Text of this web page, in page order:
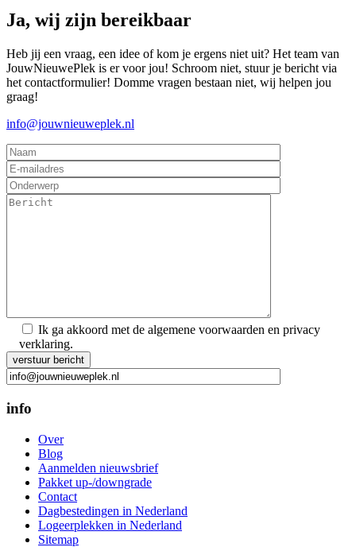
Ja, wij zijn bereikbaar
Heb jij een vraag, een idee of kom je ergens niet uit? Het team van
JouwNieuwePlek is er voor jou! Schroom niet, stuur je bericht via
het contactformulier! Domme vragen bestaan niet, wij helpen jou
graag!
info@jouwnieuweplek.nl
Ik ga akkoord met de algemene voorwaarden en privacy
verklaring.
Gelieve dit veld leeg te laten.
info
Over
Blog
Aanmelden nieuwsbrief
Pakket up-/downgrade
Contact
Dagbestedingen in Nederland
Logeerplekken in Nederland
Sitemap